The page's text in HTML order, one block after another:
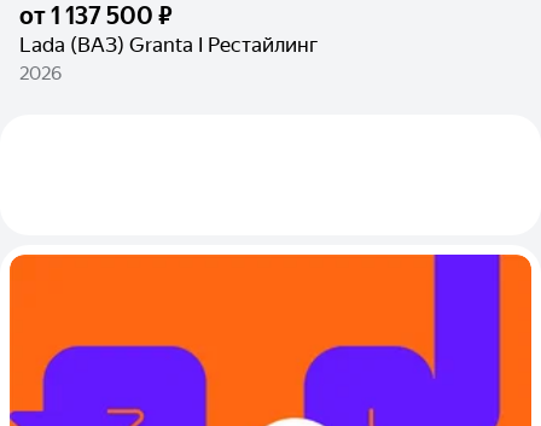
от1 137 500 ₽
Lada (ВАЗ) Granta I Рестайлинг
2026